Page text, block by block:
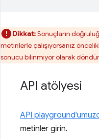
Dikkat:Sonuçların
metinlerle çalışıyorsanız
sonucu bilinmiyor olarak
API atölyesi
API
metinler girin.